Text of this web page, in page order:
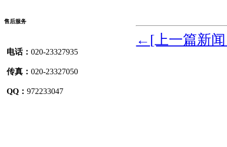
售后服务
电话： 020-23327935
传真： 020-23327050
QQ： 972233047
←[上一篇新